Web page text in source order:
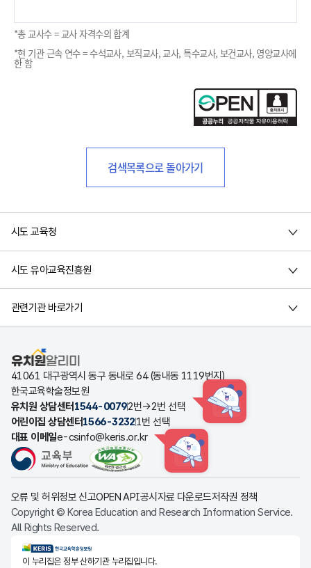
*총 교사수 = 교사 자격수의 합계
*현 기관 근속 연수 = 수석교사, 보직교사, 교사, 특수교사, 보건교사, 영양교사에
한 함
검색목록으로 돌아가기
시도 교육청
시도 유아교육진흥원
관련기관 바로가기
유치원알리미
41061 대구광역시 동구 동내로 64 (동내동 1119번지)
한국교육학술정보원
유치원 상담센터 1544-00792번→2번 선택 HINT
어린이집 상담센터1566-32321번 선택
대표 이메일e-csinfo@keris.or.kr
HINT
오류 및 허위정보 신고OPEN API공시자료 다운로드저작권 정책
Copyright © Korea Education and Research Information Service.
All Rights Reserved.
KERIS한국교육학술정보원
이 누리집은 정부 산하기관 누리집입니다.